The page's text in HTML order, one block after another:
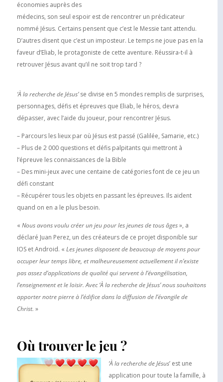
économies auprès des
médecins, son seul espoir est de rencontrer un prédicateur
nommé Jésus. Certains pensent que c’est le Messie tant attendu.
D’autres disent que c’est un imposteur. Le temps ne joue pas en la
faveur d’Eliab, le protagoniste de cette aventure. Réussira-t-il à
retrouver Jésus avant qu’il ne soit trop tard ?
‘À la recherche de Jésus’se divise en 5 mondes remplis de surprises,
personnages, défis et épreuves que Eliab, le héros, devra
dépasser, avec l’aide du joueur, pour rencontrer Jésus.
– Parcours les lieux par où Jésus est passé (Galilée, Samarie, etc.)
– Plus de 2 000 questions et défis palpitants qui mettront à
l’épreuve les connaissances de la Bible
– Des mini-jeux avec une centaine de catégories font de ce jeu un
défi constant
– Récupérer tous les objets en passant les épreuves. Ils aident
quand on en a le plus besoin.
« Nous avons voulu créer un jeu pour les jeunes de tous âges», a
déclaré Juan Perez, un des créateurs de ce projet disponible sur
IOS et Android. « Les jeunes disposent de beaucoup de moyens pour
occuper leur temps libre, et malheureusement actuellement il n’existe
pas assez d’applications de qualité qui servent à l’évangélisation,
l’enseignement et le loisir. Avec ‘À la recherche de Jésus’ nous souhaitons
apporter notre pierre à l’édifice dans la diffusion de l’évangile de
Christ. »
Où trouver le jeu ?
‘À la recherche de Jésus’ est une
application pour toute la famille, à